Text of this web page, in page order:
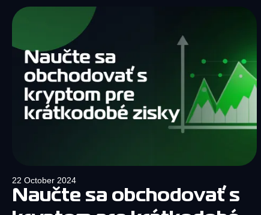
22 October 2024
Naučte sa obchodovať s